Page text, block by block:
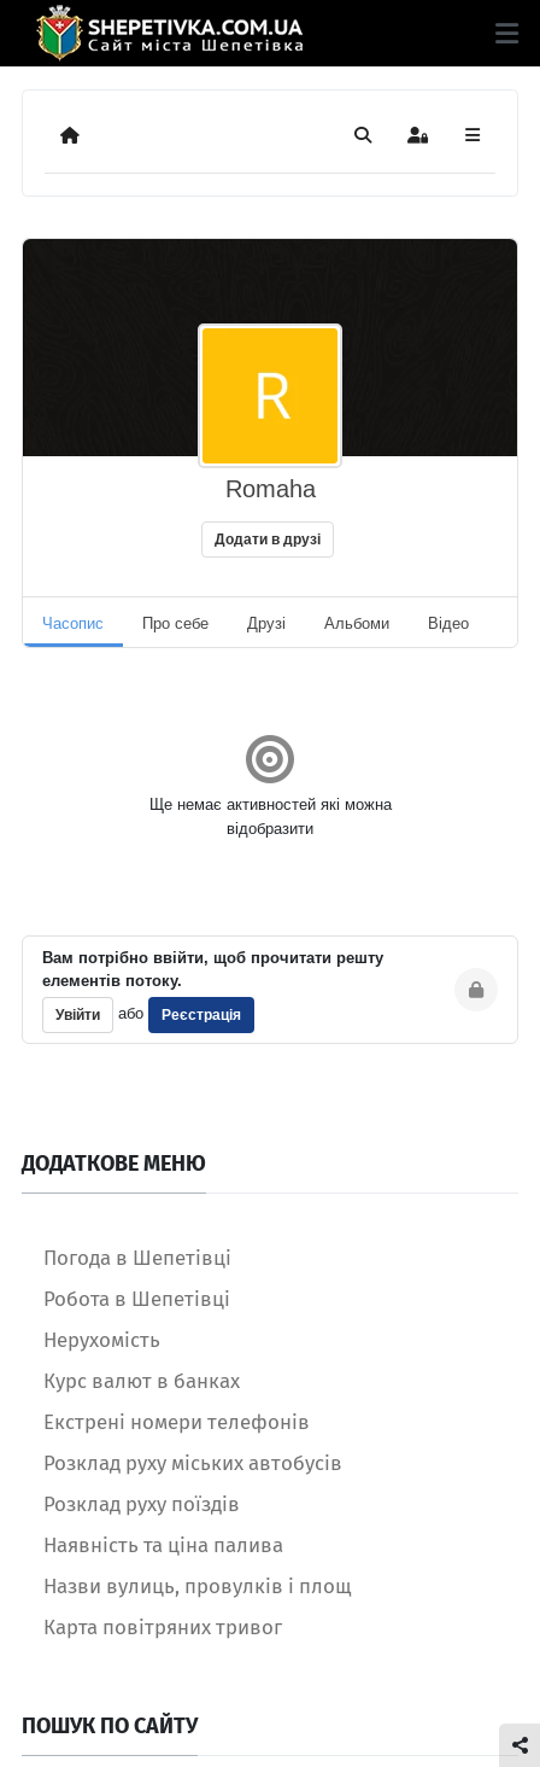
Додому ПошукSign In
Romaha
Додати в друзі
Часопис Про себе Друзі Альбоми Відео
Ще немає активностей які можна
відобразити
Вам потрібно ввійти, щоб прочитати решту
елементів потоку.
Увійти або Реєстрація
ДОДАТКОВЕ МЕНЮ
Погода в Шепетівці
Робота в Шепетівці
Нерухомість
Курс валют в банках
Екстрені номери телефонів
Розклад руху міських автобусів
Розклад руху поїздів
Наявність та ціна палива
Назви вулиць, провулків і площ
Карта повітряних тривог
ПОШУК ПО САЙТУ